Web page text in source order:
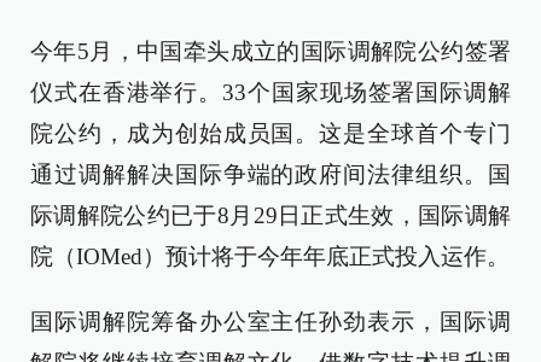
今年5月，中国牵头成立的国际调解院公约签署
仪式在香港举行。33个国家现场签署国际调解
院公约，成为创始成员国。这是全球首个专门
通过调解解决国际争端的政府间法律组织。国
际调解院公约已于8月29日正式生效，国际调解
院（IOMed）预计将于今年年底正式投入运作。
国际调解院筹备办公室主任孙劲表示，国际调